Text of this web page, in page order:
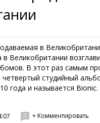
в
в Великобритании
В этот раз самым
четвертый студийный
года и называется
+ Комментировать